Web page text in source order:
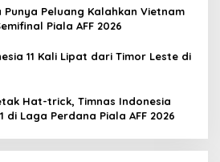
Punya Peluang Kalahkan Vietnam
Piala AFF 2026
11 Kali Lipat dari Timor Leste di
Hat-trick, Timnas Indonesia
di Laga Perdana Piala AFF 2026